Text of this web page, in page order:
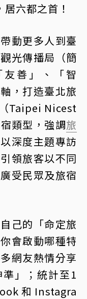
六都之首！
動更多人到臺
光傳播局（簡
善」、「智
，打造臺北旅
Taipei Nicest
類型，強調旅
深度主題專訪
領旅客以不同
受民眾及旅宿
己的「命定旅
會啟動哪種特
網友熱情分享
」；統計至1
和 Instagra